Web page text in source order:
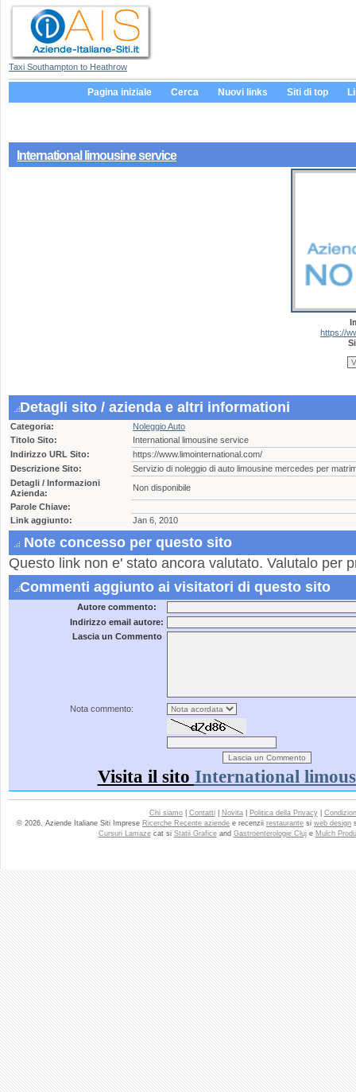
Taxi Southampton to Heathrow
Pagina iniziale Cerca Nuovi links Siti di top
International limousine service
https://
Detagli sito / azienda e altri informationi
Categoria:
Noleggio Auto
Titolo Sito:
International limousine service
Indirizzo URL Sito:
https://www.limointernational.com/
Descrizione Sito:
Servizio di noleggio di auto limousine mercedes per
Detagli / Informazioni
Azienda:
Non disponibile
Parole Chiave:
Link aggiunto:
Jan 6, 2010
Note concesso per questo sito
Questo link non e' stato ancora valutato. Valutalo per
Commenti aggiunto ai visitatori di questo sito
Autore commento:
Indirizzo email autore:
Lascia un Commento
Nota commento:
Visita il sito International
Chi siamo| Contatti| Novita| Politica della Privacy|
© 2026. Aziende Italiane Siti Imprese Ricerche Recente aziende e recenzii restaurante si web design
Cursuri Lamazecat si Statii Graficeand Gastroenterologie Cluje Mulch